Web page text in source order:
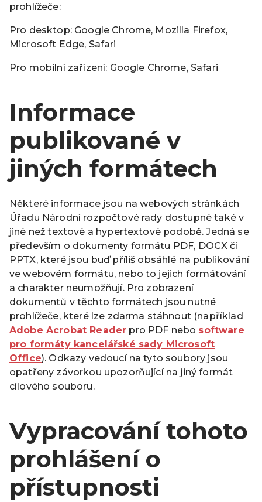
prohlížeče:
Pro desktop: Google Chrome, Mozilla Firefox,
Microsoft Edge, Safari
Pro mobilní zařízení: Google Chrome, Safari
Informace
publikované v
jiných formátech
Některé informace jsou na webových stránkách
Úřadu Národní rozpočtové rady dostupné také v
jiné než textové a hypertextové podobě. Jedná se
především o dokumenty formátu PDF, DOCX či
PPTX, které jsou buď příliš obsáhlé na publikování
ve webovém formátu, nebo to jejich formátování
a charakter neumožňují. Pro zobrazení
dokumentů v těchto formátech jsou nutné
prohlížeče, které lze zdarma stáhnout (například
Adobe Acrobat Reader pro PDF nebo software
pro formáty kancelářské sady Microsoft
Office). Odkazy vedoucí na tyto soubory jsou
opatřeny závorkou upozorňující na jiný formát
cílového souboru.
Vypracování tohoto
prohlášení o
přístupnosti